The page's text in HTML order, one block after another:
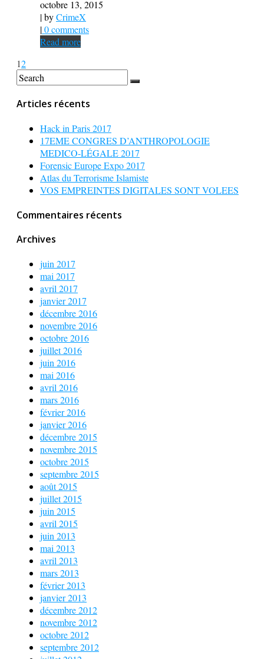
octobre 13, 2015
| byCrimeX
|0 comments
Read more
12
Articles récents
Hack in Paris 2017
17EME CONGRES D’ANTHROPOLOGIE
MEDICO-LÉGALE 2017
Forensic Europe Expo 2017
Atlas du Terrorisme Islamiste
VOS EMPREINTES DIGITALES SONT VOLEES
Commentaires récents
Archives
juin 2017
mai 2017
avril 2017
janvier 2017
décembre 2016
novembre 2016
octobre 2016
juillet 2016
juin 2016
mai 2016
avril 2016
mars 2016
février 2016
janvier 2016
décembre 2015
novembre 2015
octobre 2015
septembre 2015
août 2015
juillet 2015
juin 2015
avril 2015
juin 2013
mai 2013
avril 2013
mars 2013
février 2013
janvier 2013
décembre 2012
novembre 2012
octobre 2012
septembre 2012